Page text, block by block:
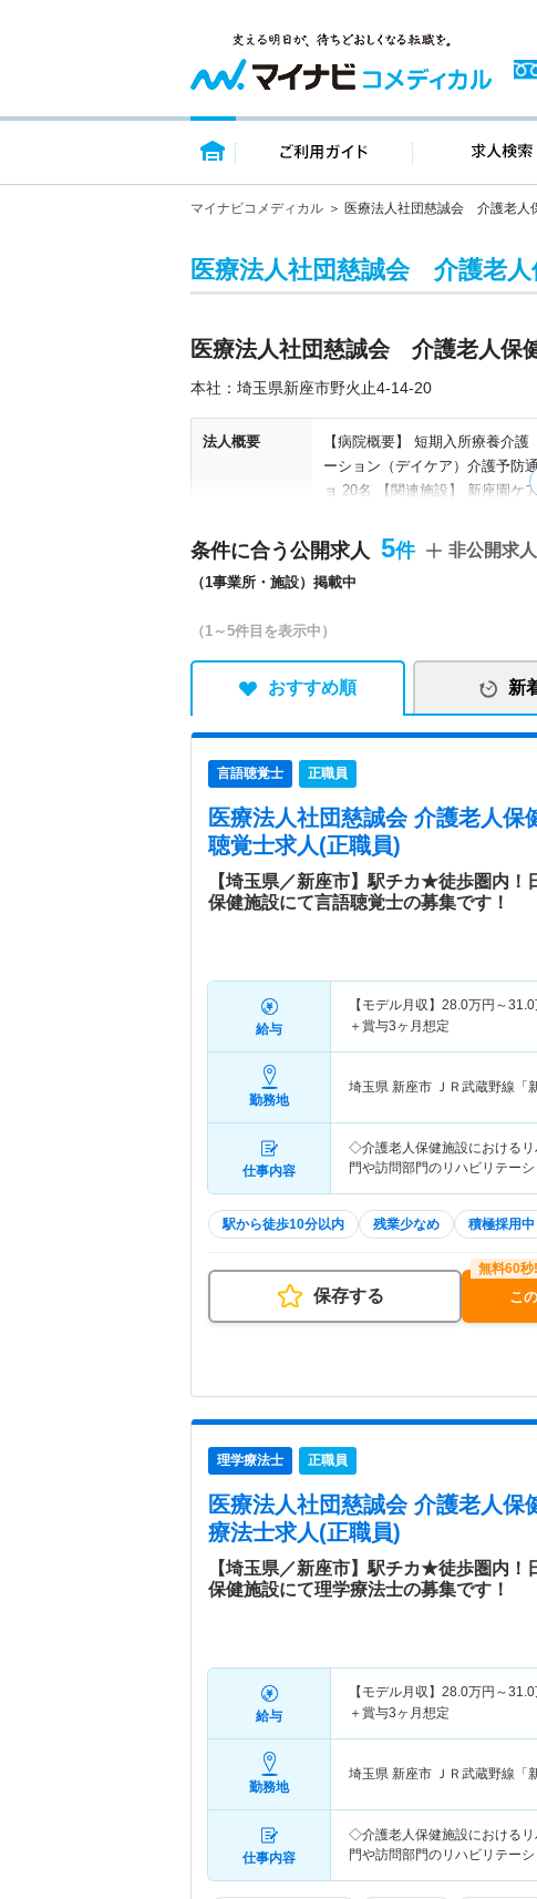
トップページ ご利用ガイド
マイナビコメディカル 医療法人社団慈誠会 介護老人
医療法人社団慈誠会 介護老人
医療法人社団慈誠会 介護老人保
本社：埼玉県新座市野火止4-14-20
法人概要
【病院概要】 短期入所療養介
ーション（デイケア）介護予防
ョ 20名 【関連施設】 新座園ケ
特色
ショートステやロングステイ、
を展開し、運営されている法人
条件に合う公開求人 5
（1事業所・施設）掲載中
非公開求人
（1～5件目を表示中）
おすすめ順 新
言語聴覚士 正職員
医療法人社団慈誠会 介護老人保
聴覚士求人(正職員)
【埼玉県／新座市】駅チカ★徒歩圏内
保健施設にて言語聴覚士の募集です！
給与
【モデル月収】 28.0万円～31.0
＋賞与3ヶ月想定
勤務地
埼玉県 新座市 ＪＲ武蔵野線「
仕事内容
◇介護老人保健施設における
門や訪問部門のリハビリテー
駅から徒歩10分以内 残業少なめ 積極採用中
保存する こ
理学療法士 正職員
医療法人社団慈誠会 介護老人保
療法士求人(正職員)
【埼玉県／新座市】駅チカ★徒歩圏内
保健施設にて理学療法士の募集です！
給与
【モデル月収】 28.0万円～31.0
＋賞与3ヶ月想定
勤務地
埼玉県 新座市 ＪＲ武蔵野線「
仕事内容
◇介護老人保健施設における
門や訪問部門のリハビリテー